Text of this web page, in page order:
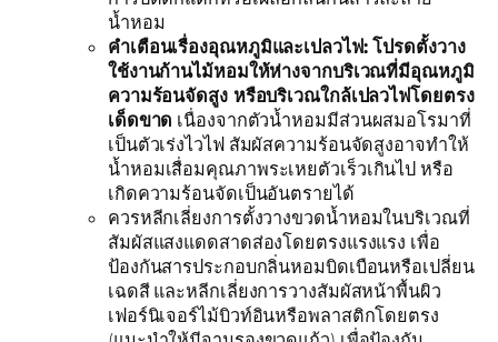
น้ำหอม
คำเตือนเรื่องอุณหภูมิและเปลวไฟ: โปรดตั้งวาง
ใช้งานก้านไม้หอมให้ห่างจากบริเวณที่มีอุณหภูมิ
ความร้อนจัดสูง หรือบริเวณใกล้เปลวไฟโดยตรง
เด็ดขาด เนื่องจากตัวน้ำหอมมีส่วนผสมอโรมาที่
เป็นตัวเร่งไวไฟ สัมผัสความร้อนจัดสูงอาจทำให้
น้ำหอมเสื่อมคุณภาพระเหยตัวเร็วเกินไป หรือ
เกิดความร้อนจัดเป็นอันตรายได้
ควรหลีกเลี่ยงการตั้งวางขวดน้ำหอมในบริเวณที่
สัมผัสแสงแดดสาดส่องโดยตรงแรงแรง เพื่อ
ป้องกันสารประกอบกลิ่นหอมบิดเบือนหรือเปลี่ยน
เฉดสี และหลีกเลี่ยงการวางสัมผัสหน้าพื้นผิว
เฟอร์นิเจอร์ไม้บิวท์อินหรือพลาสติกโดยตรง